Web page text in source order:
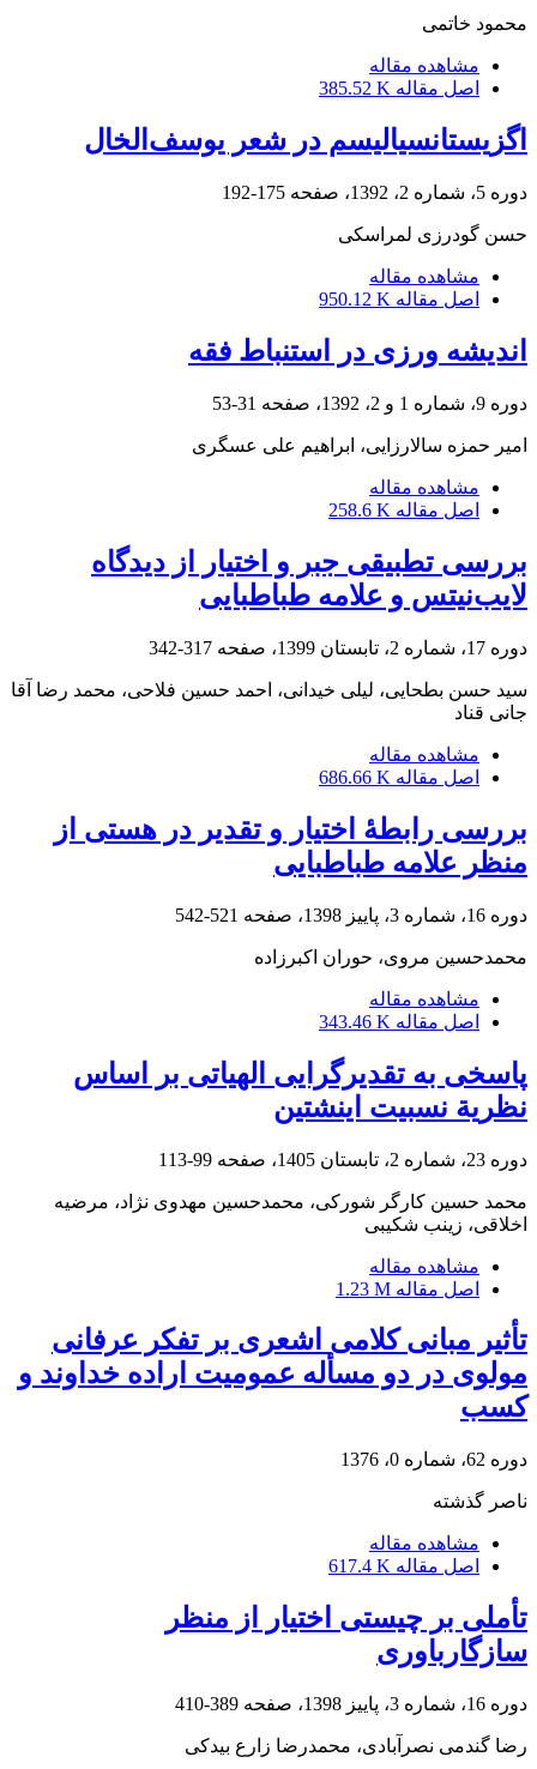
محمود خاتمی
مشاهده مقاله
اصل مقاله 385.52 K
اگزیستانسیالیسم در شعر یوسف‌الخال
دوره 5، شماره 2، 1392، صفحه 175-192
حسن گودرزی لمراسکی
مشاهده مقاله
اصل مقاله 950.12 K
اندیشه ورزی در استنباط فقه
دوره 9، شماره 1 و 2، 1392، صفحه 31-53
امیر حمزه سالارزایی، ابراهیم علی عسگری
مشاهده مقاله
اصل مقاله 258.6 K
بررسی تطبیقی جبر و اختیار از دیدگاه
لایب‌نیتس و علامه طباطبایی
دوره 17، شماره 2، تابستان 1399، صفحه 317-342
سید حسن بطحایی، لیلی خیدانی، احمد حسین فلاحی، محمد رضا آقا
جانی قناد
مشاهده مقاله
اصل مقاله 686.66 K
بررسی رابطۀ اختیار و تقدیر در هستی از
منظر علامه طباطبایی
دوره 16، شماره 3، پاییز 1398، صفحه 521-542
محمدحسین مروی، حوران اکبرزاده
مشاهده مقاله
اصل مقاله 343.46 K
پاسخی به تقدیرگرایی الهیاتی بر اساس
نظریة نسبیت اینشتین
دوره 23، شماره 2، تابستان 1405، صفحه 99-113
محمد حسین کارگر شورکی، محمدحسین مهدوی نژاد، مرضیه
اخلاقی، زینب شکیبی
مشاهده مقاله
اصل مقاله 1.23 M
تأثیر مبانی کلامی اشعری بر تفکر عرفانی
مولوی در دو مسأله عمومیت اراده خداوند و
کسب
دوره 62، شماره 0، 1376
ناصر گذشته
مشاهده مقاله
اصل مقاله 617.4 K
تأملی بر چیستی اختیار از منظر
سازگارباوری
دوره 16، شماره 3، پاییز 1398، صفحه 389-410
رضا گندمی نصرآبادی، محمدرضا زارع بیدکی